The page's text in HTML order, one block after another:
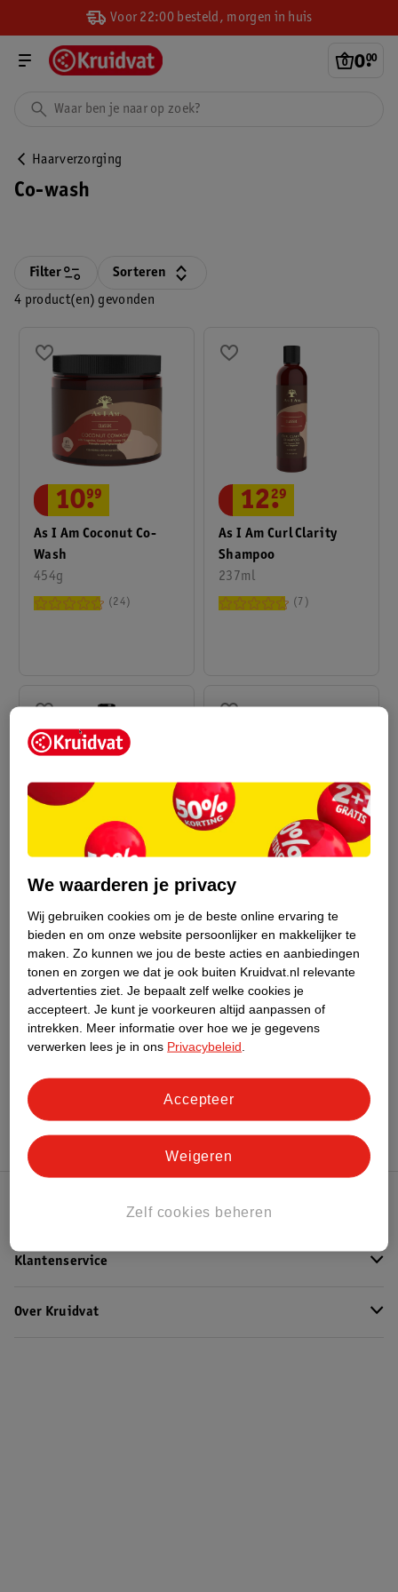
Voor 22:00 besteld, morgen in huis
0.
00
Haarverzorging
Co-wash
4 product(en) gevonden
Filter Sorteren
As I Am Coconut Co-
Wash
454g
10.
99
24
As I Am Curl Clarity
Shampoo
237ml
12.
29
7
Aunt Jackie's Curls &
Coils Flaxseed Recipes
Purify Me Moisturizing
Co-Wash Cleanser
355ml
8.95
As I Am Dry & Itchy
Scalp Care Olive & Tea
Tree Oil Co-Wash
454ml
11.
99
1
Advies over verzorging
Klantenservice
Over Kruidvat
We waarderen je privacy
Wij gebruiken cookies om je de beste online ervaring te
bieden en om onze website persoonlijker en makkelijker te
maken. Zo kunnen we jou de beste acties en aanbiedingen
tonen en zorgen we dat je ook buiten Kruidvat.nl relevante
advertenties ziet. Je bepaalt zelf welke cookies je
accepteert. Je kunt je voorkeuren altijd aanpassen of
intrekken.
Meer informatie over hoe we je gegevens
verwerken lees je in ons Privacybeleid
Zelf cookies beheren
Weigeren
Accepteer